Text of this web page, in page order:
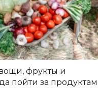
фрукты и
пойти за